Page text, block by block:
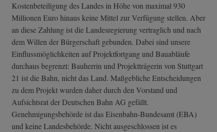
Kostenbeteiligung des Landes in Höhe von maximal 930
Millionen Euro hinaus keine Mittel zur Verfügung stellen. Aber
an diese Zahlung ist die Landesregierung vertraglich und nach
dem Willen der Bürgerschaft gebunden. Dabei sind unsere
Einflussmöglichkeiten auf Projektfortgang und Bauabläufe
durchaus begrenzt: Bauherrin und Projektträgerin von Stuttgart
21 ist die Bahn, nicht das Land. Maßgebliche Entscheidungen
zu dem Projekt wurden daher durch den Vorstand und
Aufsichtsrat der Deutschen Bahn AG gefällt.
Genehmigungsbehörde ist das Eisenbahn-Bundesamt (EBA)
und keine Landesbehörde. Nicht ausgeschlossen ist es